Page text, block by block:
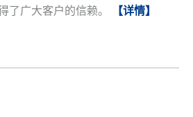
了广大客户的信赖。
【详情】